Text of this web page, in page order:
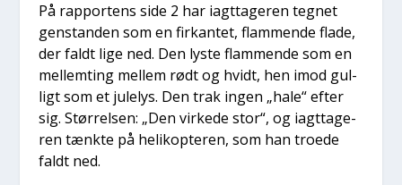
På rap­por­tens side 2 har iagt­ta­ge­ren teg­net
gen­stan­den som en fir­kan­tet, flam­men­de fla­de,
der faldt lige ned. Den lyste flam­men­de som en
mel­lem­ting mel­lem rødt og hvidt, hen imod gul­
ligt som et jule­lys. Den trak ingen „hale“ efter
sig. Stør­rel­sen: „Den vir­ke­de stor“, og iagt­ta­ge­
ren tænk­te på heli­kop­te­ren, som han tro­e­de
faldt ned.